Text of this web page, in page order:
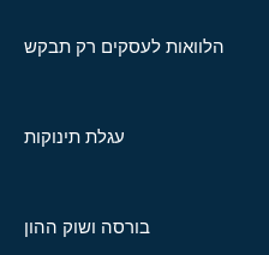
הלוואות לעסקים רק תבקש
עגלת תינוקות
בורסה ושוק ההון